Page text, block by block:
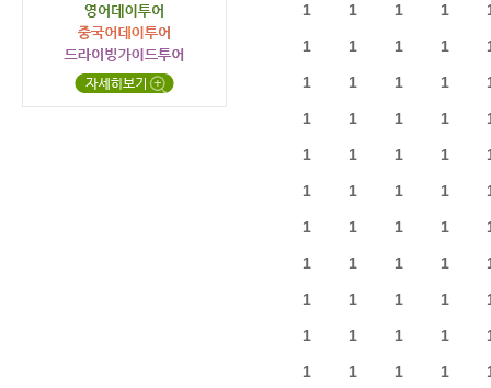
1 1 1 1
1 1 1 1
1 1 1 1
1 1 1 1
1 1 1 1
1 1 1 1
1 1 1 1
1 1 1 1
1 1 1 1
1 1 1 1
1 1 1 1